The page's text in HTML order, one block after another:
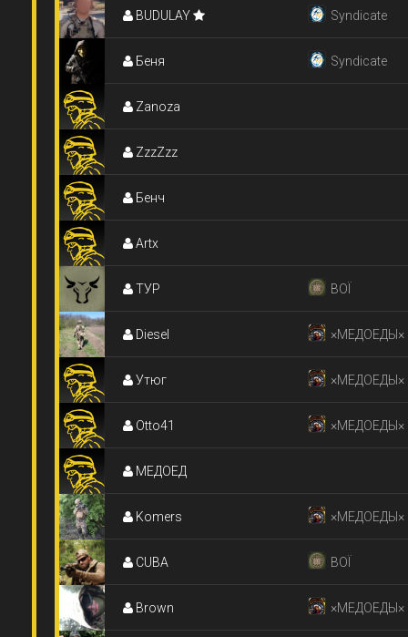
BUDULAY Syndicate
Беня Syndicate
Zanoza
ZzzZzz
Бенч
Artx
ТУР ВОЇ
Diesel ×МЕДОЕДЫ×
Утюг ×МЕДОЕДЫ×
Otto41 ×МЕДОЕДЫ×
МЕДОЕД
Komers ×МЕДОЕДЫ×
CUBA ВОЇ
Brown ×МЕДОЕДЫ×